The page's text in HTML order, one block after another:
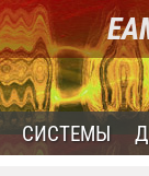
СИСТЕМЫ